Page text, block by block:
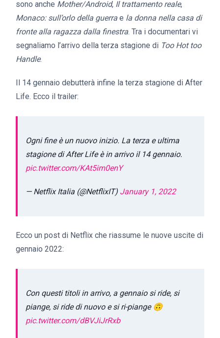
sono anche Mother/Android, Il trattamento reale,
Monaco: sull’orlo della guerra e la donna nella casa di
fronte alla ragazza dalla finestra. Tra i documentari vi
segnaliamo l’arrivo della terza stagione di Too Hot too
Handle.
Il 14 gennaio debutterà infine la terza stagione di After
Life. Ecco il trailer:
Ogni fine è un nuovo inizio. La terza e ultima
stagione di After Life è in arrivo il 14 gennaio.
pic.twitter.com/KAt5im0enY
— Netflix Italia (@NetflixIT) January 1, 2022
Ecco un post di Netflix che riassume le nuove uscite di
gennaio 2022:
Con questi titoli in arrivo, a gennaio si ride, si
piange, si ride di nuovo e si ri-piange 🙃
pic.twitter.com/dBVJiJrRxb